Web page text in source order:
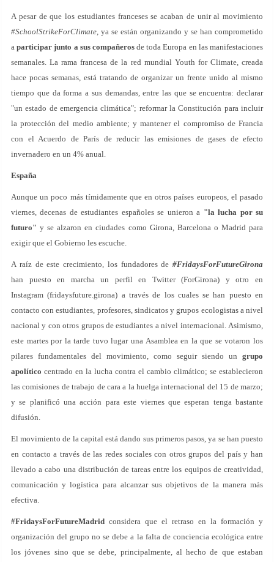
A pesar de que los estudiantes franceses se acaban de unir al movimiento
#SchoolStrikeForClimate, ya se están organizando y se han comprometido
aparticipar junto a sus compañerosde toda Europa en las manifestaciones
semanales. La rama francesa de la red mundial Youth for Climate, creada
hace pocas semanas, está tratando de organizar un frente unido al mismo
tiempo que da forma a sus demandas, entre las que se encuentra: declarar
"un estado de emergencia climática"; reformar la Constitución para incluir
la protección del medio ambiente; y mantener el compromiso de Francia
con el Acuerdo de París de reducir las emisiones de gases de efecto
invernadero en un 4% anual.
España
Aunque un poco más tímidamente que en otros países europeos, el pasado
viernes, decenas de estudiantes españoles se unieron a "la lucha por su
futuro" y se alzaron en ciudades como Girona, Barcelona o Madrid para
exigir que el Gobierno les escuche.
A raíz de este crecimiento, los fundadores de #FridaysForFutureGirona
han puesto en marcha un perfil en Twitter (ForGirona) y otro en
Instagram (fridaysfuture.girona) a través de los cuales se han puesto en
contacto con estudiantes, profesores, sindicatos y grupos ecologistas a nivel
nacional y con otros grupos de estudiantes a nivel internacional. Asimismo,
este martes por la tarde tuvo lugar una Asamblea en la que se votaron los
pilares fundamentales del movimiento, como seguir siendo un grupo
apolítico centrado en la lucha contra el cambio climático; se establecieron
las comisiones de trabajo de cara a la huelga internacional del 15 de marzo;
y se planificó una acción para este viernes que esperan tenga bastante
difusión.
El movimiento de la capital está dando sus primeros pasos, ya se han puesto
en contacto a través de las redes sociales con otros grupos del país y han
llevado a cabo una distribución de tareas entre los equipos de creatividad,
comunicación y logística para alcanzar sus objetivos de la manera más
efectiva.
#FridaysForFutureMadrid considera que el retraso en la formación y
organización del grupo no se debe a la falta de conciencia ecológica entre
los jóvenes sino que se debe, principalmente, al hecho de que estaban